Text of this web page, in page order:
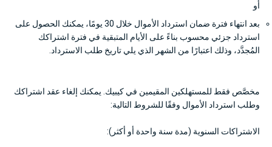
أو
بعد انتهاء فترة ضمان استرداد الأموال خلال 30 يومًا، يمكنك الحصول على
استرداد جزئي محسوب بناءً على الأيام المتبقية في فترة اشتراكك
المُجدَّد، وذلك اعتبارًا من الشهر الذي يلي تاريخ طلب الاسترداد.
مخصَّص فقط للمستهلكين المقيمين في كيبيك. يمكنك إلغاء عقد اشتراكك
وطلب استرداد الأموال وفقًا للشروط التالية:
الاشتراكات السنوية (مدة سنة واحدة أو أكثر):